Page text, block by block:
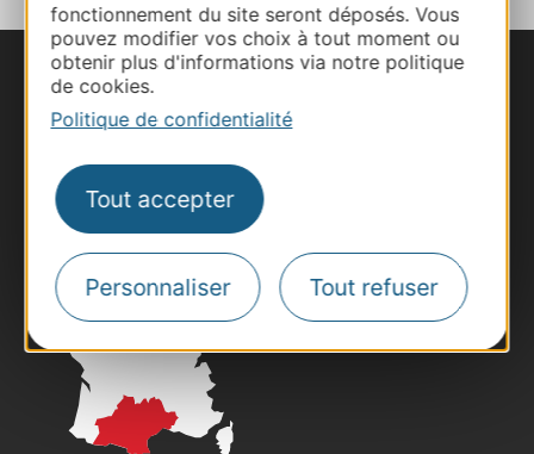
fonctionnement du site seront déposés. Vous
pouvez modifier vos choix à tout moment ou
obtenir plus d'informations via notre politique
de cookies.
Politique de confidentialité
Tout accepter
Personnaliser Tout refuser
Nous contacter
Documentation